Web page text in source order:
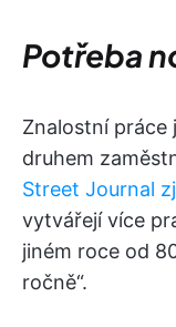
Potřeba
Znalostní práce
druhem
Street Journal
vytvářejí více
jiném roce od
ročně“.